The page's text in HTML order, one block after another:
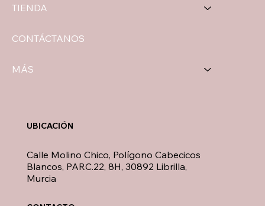
TIENDA
CONTÁCTANOS
MÁS
Calle Molino Chico, Polígono Cabecicos
Blancos, PARC.22, 8H, 30892 Librilla,
Murcia
UBICACIÓN